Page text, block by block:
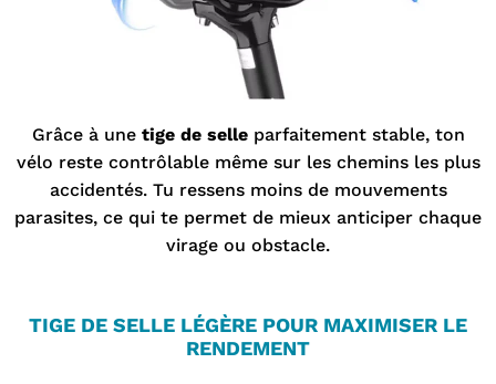
Grâce à une tige de selle parfaitement stable, ton
vélo reste contrôlable même sur les chemins les plus
accidentés. Tu ressens moins de mouvements
parasites, ce qui te permet de mieux anticiper chaque
virage ou obstacle.
TIGE DE SELLE LÉGÈRE POUR MAXIMISER LE
RENDEMENT